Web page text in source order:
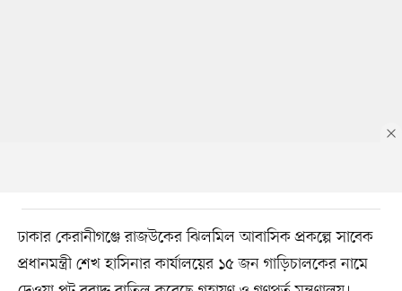
ঢাকার কেরানীগঞ্জে রাজউকের ঝিলমিল আবাসিক প্রকল্পে সাবেক
প্রধানমন্ত্রী শেখ হাসিনার কার্যালয়ের ১৫ জন গাড়িচালকের নামে